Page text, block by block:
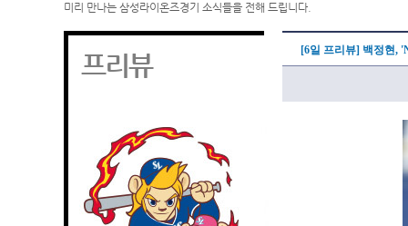
미리 만나는 삼성라이온즈경기 소식들을 전해 드립니다.
프리뷰 [6일 프리뷰] 백정현,